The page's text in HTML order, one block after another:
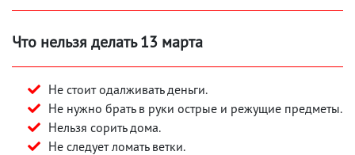
Что нельзя делать 13 марта
Не стоит одалживать деньги.
Не нужно брать в руки острые и режущие предметы.
Нельзя сорить дома.
Не следует ломать ветки.